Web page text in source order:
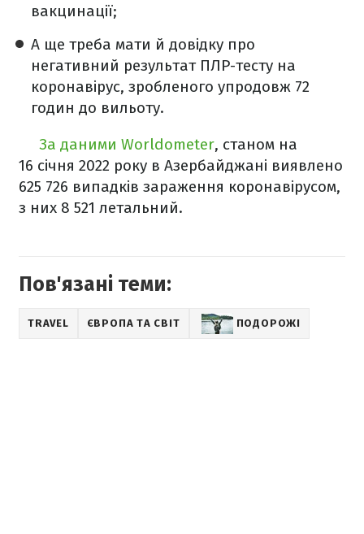
вакцинації;
А ще треба мати й довідку про
негативний результат ПЛР-тесту на
коронавірус, зробленого упродовж 72
годин до вильоту.
За даними Worldometer, станом на
16 січня 2022 року в Азербайджані виявлено
625 726 випадків зараження коронавірусом,
з них 8 521 летальний.
Пов'язані теми:
TRAVEL ЄВРОПА ТА СВІТ ПОДОРОЖІ